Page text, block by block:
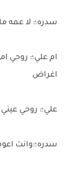
سدره؛: لا عمه
ام علي؛: روحي
اغراض
علي؛: روحي عيني
سدره؛:وانت